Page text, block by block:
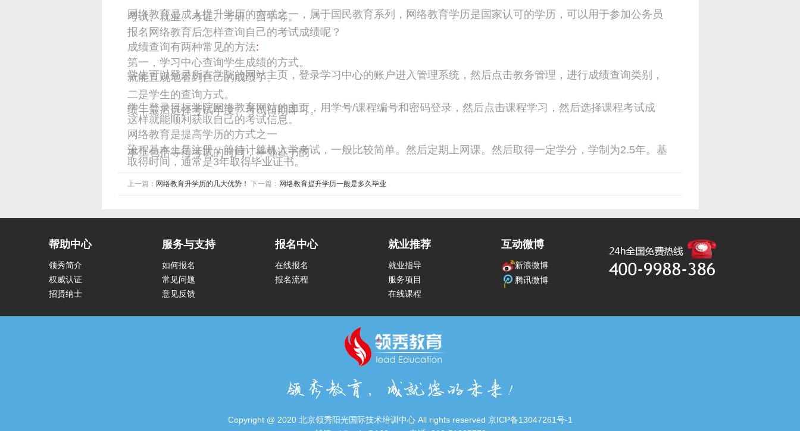
网络教育是成人提升学历的方式之一，属于国民教育系列，网络教育学历是国家认可的学历，可以用于参加公务员
考试、就业、考证、考研、留学等。
报名网络教育后怎样查询自己的考试成绩呢？
成绩查询有两种常见的方法:
第一，学习中心查询学生成绩的方式。
学生可以登录所在学院的网站主页，登录学习中心的账户进入管理系统，然后点击教务管理，进行成绩查询类别，
就能直观地看到自己的成绩了。
二是学生的查询方式。
学生登录目标学院网络教育网站的主页，用学号/课程编号和密码登录，然后点击课程学习，然后选择课程考试成
绩，最后选择考试年度、考试日期即可。
这样就能顺利获取自己的考试信息。
网络教育是提高学历的方式之一
。
流程基本上是注册，等待计算机入学考试，一般比较简单。然后定期上网课。然后取得一定学分，学制为2.5年。基
本上包括等待考试的时间，毕业证书的
取得时间，通常是3年取得毕业证书。
上一篇： 网络教育升学历的几大优势！ 下一篇： 网络教育提升学历一般是多久毕业
帮助中心
领秀简介
权威认证
招贤纳士
服务与支持
如何报名
常见问题
意见反馈
报名中心
在线报名
报名流程
就业推荐
就业指导
服务项目
在线课程
互动微博
新浪微博
腾讯微博
Copyright @ 2020 北京领秀阳光国际技术培训中心 All rights reserved 京ICP备13047261号-1